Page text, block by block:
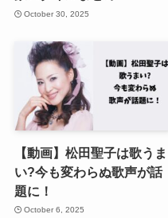
October 30, 2025
【動画】松田聖子は歌うま
い?今も変わらぬ歌声が話
題に！
October 6, 2025